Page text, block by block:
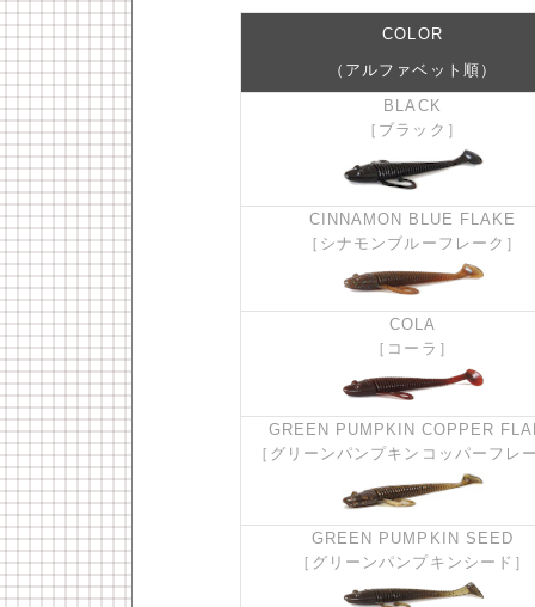
COLOR
（アルファベット順）
BLACK
［ブラック］
CINNAMON BLUE FLAKE
［シナモンブルーフレーク］
COLA
［コーラ］
GREEN PUMPKIN COPPER
［グリーンパンプキンコッパーフレ
GREEN PUMPKIN SEED
［グリーンパンプキンシード］